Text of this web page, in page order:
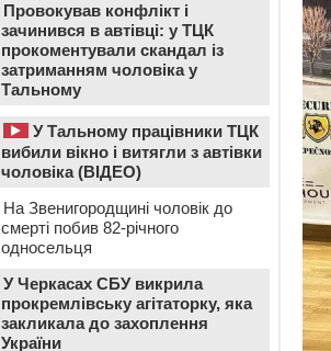
Провокував конфлікт і
зачинився в автівці: у ТЦК
прокоментували скандал із
затриманням чоловіка у
Тальному
У Тальному працівники ТЦК
вибили вікно і витягли з автівки
чоловіка (ВІДЕО)
На Звенигородщині чоловік до
смерті побив 82-річного
односельця
У Черкасах СБУ викрила
прокремлівську агітаторку, яка
закликала до захоплення
України